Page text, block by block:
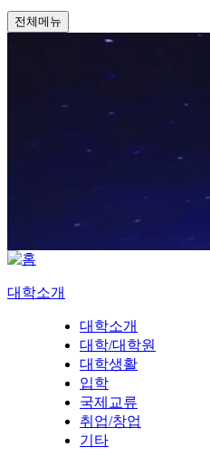
전체메뉴
대학소개
대학소개
대학/대학원
대학생활
입학
국제교류
취업/창업
기타